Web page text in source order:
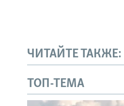
ЧИТАЙТЕ ТАКЖЕ:
ТОП-ТЕМА